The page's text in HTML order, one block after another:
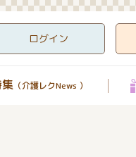
ログイン
（介護レクNews ）